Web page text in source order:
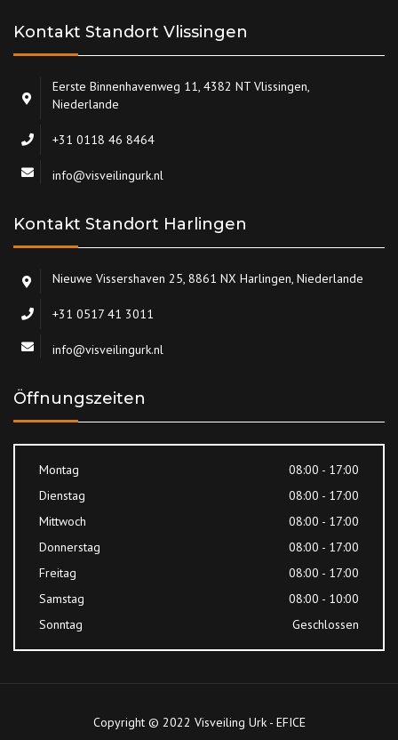
Kontakt Standort Vlissingen
Eerste Binnenhavenweg 11, 4382 NT Vlissingen,
Niederlande
+31 0118 46 8464
info@visveilingurk.nl
Kontakt Standort Harlingen
Nieuwe Vissershaven 25, 8861 NX Harlingen, Niederlande
+31 0517 41 3011
info@visveilingurk.nl
Öffnungszeiten
Montag
08:00 - 17:00
Dienstag
08:00 - 17:00
Mittwoch
08:00 - 17:00
Donnerstag
08:00 - 17:00
Freitag
08:00 - 17:00
Samstag
08:00 - 10:00
Sonntag
Geschlossen
Copyright © 2022 Visveiling Urk - EFICE